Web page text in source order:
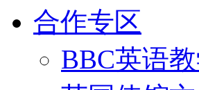
合作专区
BBC英语